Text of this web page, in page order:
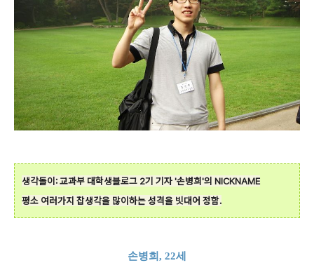
생각돌이: 교과부 대학생블로그 2기 기자 '손병희'의 NICKNAME
평소 여러가지 잡생각을 많이하는 성격을 빗대어 정함.
손병희, 22세